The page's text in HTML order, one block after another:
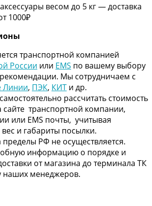
весом до 5 кг — доставка
1000₽
транспортной компанией
России или EMS по вашему выбору
Мы сотрудничаем с
Линии, ПЭК, КИТ и др.
рассчитать стоимость
сайте транспортной компании,
или EMS почты, учитывая
вес и габариты посылки.
пределы РФ не осуществляется.
информацию о порядке и
от магазина до терминала ТК
наших менеджеров.